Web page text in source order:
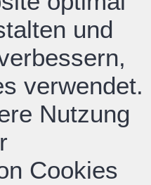
und
verwendet.
Nutzung
Cookies